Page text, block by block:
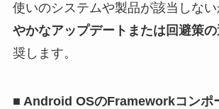
使いのシステムや製品が該当しない
やかなアップデートまたは回避策の
奨します。
■ Android OSのFrameworkコンポ